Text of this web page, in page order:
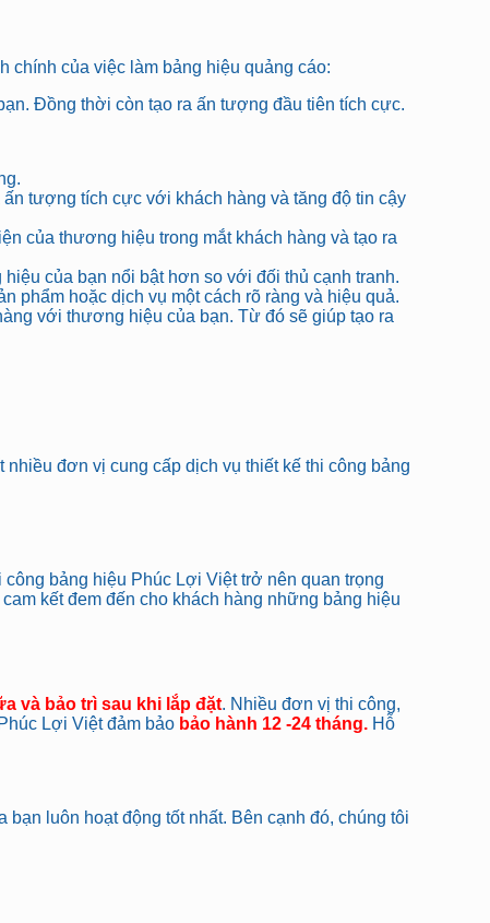
chính của việc làm bảng hiệu quảng cáo:
Đồng thời còn tạo ra ấn tượng đầu tiên tích cực.
tượng tích cực với khách hàng và tăng độ tin cậy
của thương hiệu trong mắt khách hàng và tạo ra
của bạn nổi bật hơn so với đối thủ cạnh tranh.
phẩm hoặc dịch vụ một cách rõ ràng và hiệu quả.
với thương hiệu của bạn. Từ đó sẽ giúp tạo ra
đơn vị cung cấp dịch vụ thiết kế thi công bảng
bảng hiệu Phúc Lợi Việt trở nên quan trọng
kết đem đến cho khách hàng những bảng hiệu
và bảo trì sau khi lắp đặt. Nhiều đơn vị thi công,
Lợi Việt đảm bảo bảo hành 12 -24 tháng. Hỗ
luôn hoạt động tốt nhất. Bên cạnh đó, chúng tôi